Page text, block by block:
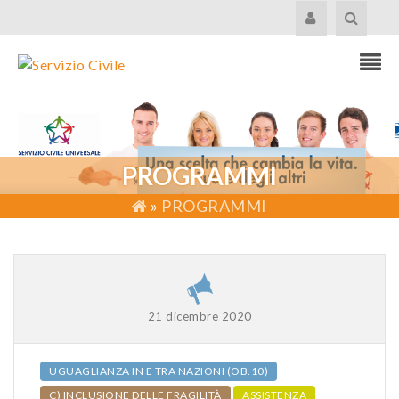
PROGRAMMI
» PROGRAMMI
21 dicembre 2020
UGUAGLIANZA IN E TRA NAZIONI (OB.10)
C) INCLUSIONE DELLE FRAGILITÀ
ASSISTENZA